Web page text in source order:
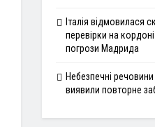
Італія відмовилася
перевірки на
погрози Мадрида
Небезпечні
виявили повторне